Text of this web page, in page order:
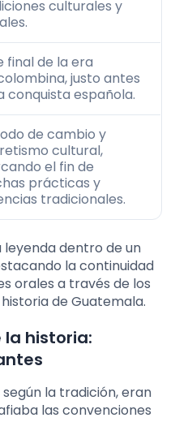
culturales y
final de la era
justo antes
conquista española.
de cambio y
cultural,
el fin de
prácticas y
tradicionales.
leyenda dentro de un
la continuidad
orales a través de los
de Guatemala.
historia:
la tradición, eran
las convenciones